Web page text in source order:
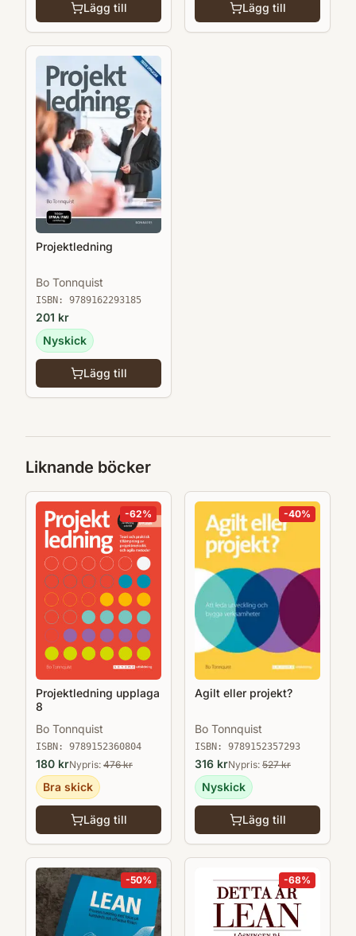
Lägg till Lägg till
Projektledning
Bo Tonnquist
ISBN: 9789162293185
201 kr
Nyskick
Lägg till
Liknande böcker
-62%
Projektledning upplaga
8
Bo Tonnquist
ISBN: 9789152360804
180 krNypris: 476kr
Bra skick
Lägg till
-40%
Agilt eller projekt?
Bo Tonnquist
ISBN: 9789152357293
316 krNypris: 527kr
Nyskick
Lägg till
-50% -68%